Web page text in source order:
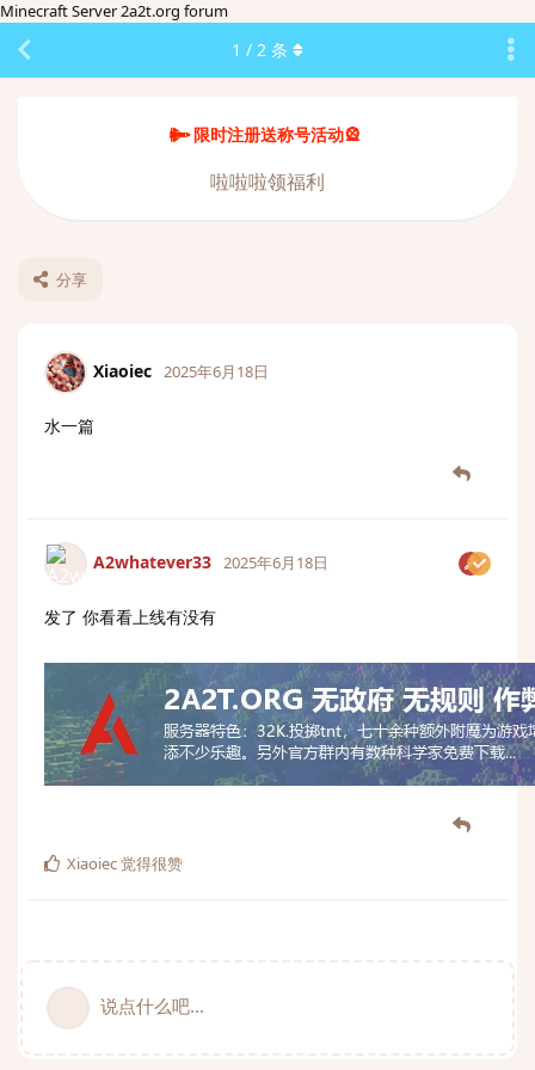
Minecraft Server 2a2t.org forum
限时注册送称号活动🎡
啦啦啦领福利
分享
1 / 2 条
Xiaoiec 2025年6月18日
水一篇
A2whatever33 2025年6月18日
发了 你看看上线有没有
Xiaoiec觉得很赞
说点什么吧...